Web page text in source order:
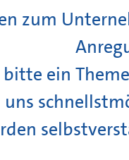
zum
bitte ein
uns